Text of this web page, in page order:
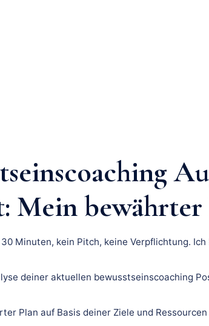
bewährter
30 Minuten, kein Pitch, keine Verpflichtung.
deiner aktuellen bewusstseinscoaching
Plan auf Basis deiner Ziele und